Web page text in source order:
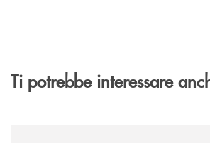
Ti potrebbe interessare